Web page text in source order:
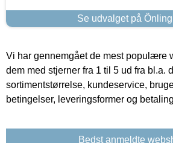
Se udvalget på
Vi har gennemgået de mest populære
dem med stjerner fra 1 til 5 ud fra bl.a.
sortimentstørrelse, kundeservice,
betingelser, leveringsformer og
Bedst anmeldte